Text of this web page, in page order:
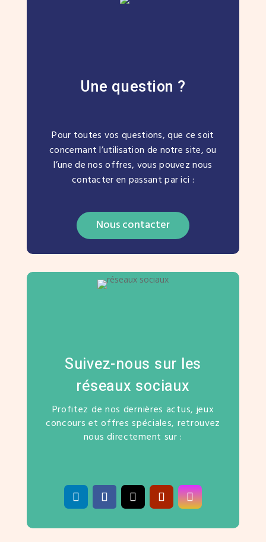
Une question ?
Pour toutes vos questions, que ce soit
concernant l’utilisation de notre site, ou
l’une de nos offres, vous pouvez nous
contacter en passant par ici :
Nous contacter
Suivez-nous sur les
réseaux sociaux
Profitez de nos dernières actus, jeux
concours et offres spéciales, retrouvez
nous directement sur :